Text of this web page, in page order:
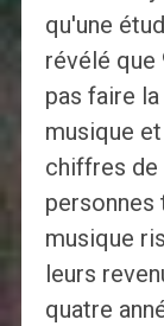
qu'une
révélé que
pas faire
musique
chiffres de
personnes
musique
leurs
quatre